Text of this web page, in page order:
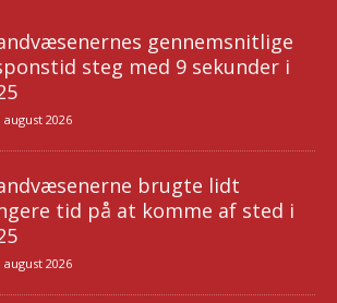
gennemsnitlige
steg med 9 sekunder i
august 2026
brugte lidt
tid på at komme af sted i
august 2026